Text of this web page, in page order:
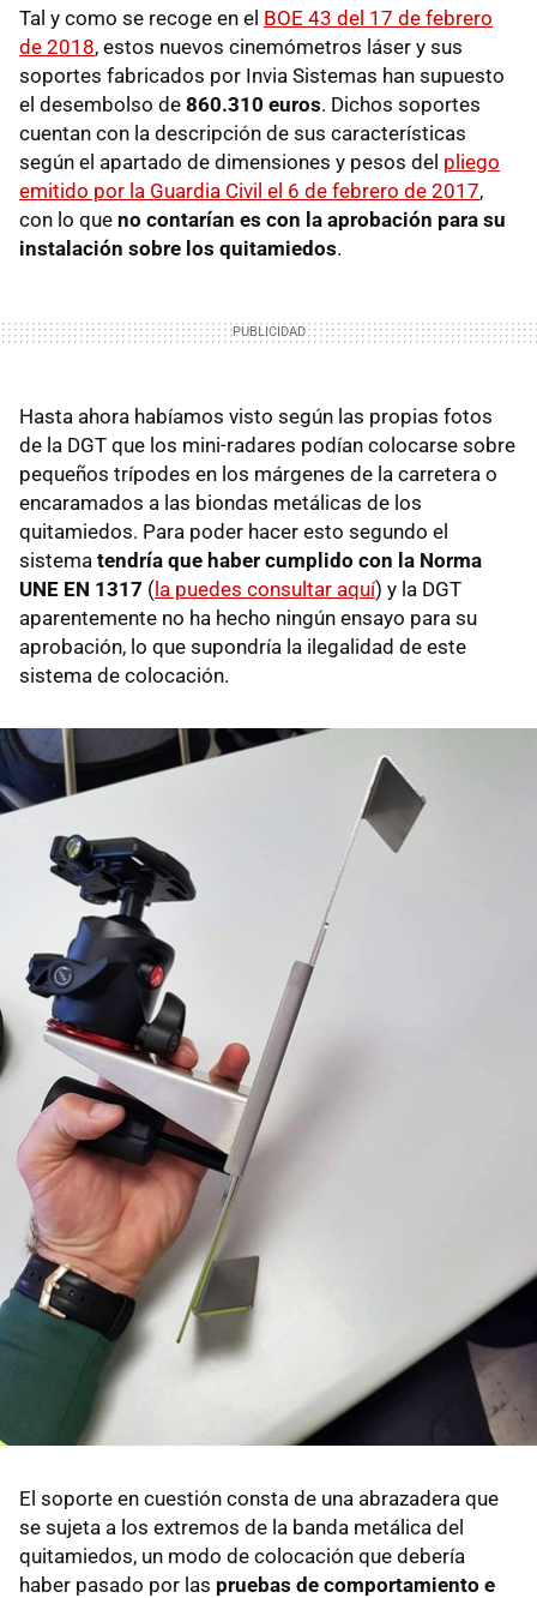
Tal y como se recoge en el BOE 43 del 17 de febrero
de 2018, estos nuevos cinemómetros láser y sus
soportes fabricados por Invia Sistemas han supuesto
el desembolso de 860.310 euros. Dichos soportes
cuentan con la descripción de sus características
según el apartado de dimensiones y pesos del pliego
emitido por la Guardia Civil el 6 de febrero de 2017,
con lo que no contarían es con la aprobación para su
instalación sobre los quitamiedos.
Hasta ahora habíamos visto según las propias fotos
de la DGT que los mini-radares podían colocarse sobre
pequeños trípodes en los márgenes de la carretera o
encaramados a las biondas metálicas de los
quitamiedos. Para poder hacer esto segundo el
sistema tendría que haber cumplido con la Norma
UNE EN 1317 ( la puedes consultar aquí) y la DGT
aparentemente no ha hecho ningún ensayo para su
aprobación, lo que supondría la ilegalidad de este
sistema de colocación.
El soporte en cuestión consta de una abrazadera que
se sujeta a los extremos de la banda metálica del
quitamiedos, un modo de colocación que debería
haber pasado por las pruebas de comportamiento e